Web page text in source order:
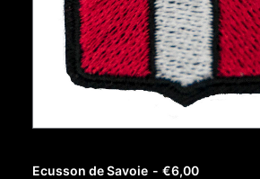
AJOUTER AU PANIER
Ecusson de Savoie €6,00